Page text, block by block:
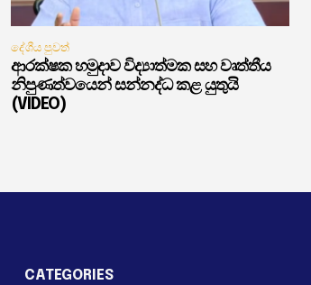
දේශීය පුවත්
ආරක්ෂක හමුදාව විද්‍යාත්මක සහ වෘත්තීය
නිපුණත්වයෙන් සන්නද්ධ කළ යුතුයි
(VIDEO)
CATEGORIES